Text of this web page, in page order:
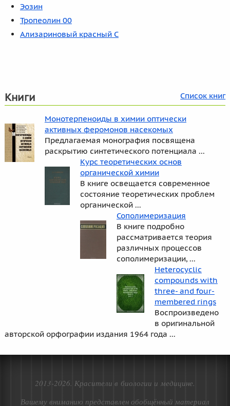
Эозин
Тропеолин 00
Ализариновый красный C
Книги Список книг
Монотерпеноиды в химии оптически
активных феромонов насекомых
Предлагаемая монография посвящена
раскрытию синтетического потенциала ...
Курс теоретических основ
органической химии
В книге освещается современное
состояние теоретических проблем
органической ...
Сополимеризация
В книге подробно
рассматривается теория
различных процессов
сополимеризации, ...
Heterocyclic
compounds with
three- and four-
membered rings
Воспроизведено
в оригинальной
авторской орфографии издания 1964 года ...
2013-2026. Красители в биологии и медицине.
Вашему вниманию представлен обобщённый материал